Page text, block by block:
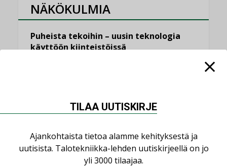
NÄKÖKULMIA
Puheista tekoihin – uusin teknologia
käyttöön kiinteistöissä
Yli miljoona kotia on vailla toimivaa
KOLUMNI
Miten varmistetaan EPD-dokumenteista
TILAA UUTISKIRJE
Ajankohtaista tietoa alamme kehityksestä ja
uutisista. Talotekniikka-lehden uutiskirjeellä on jo
yli 3000 tilaajaa.